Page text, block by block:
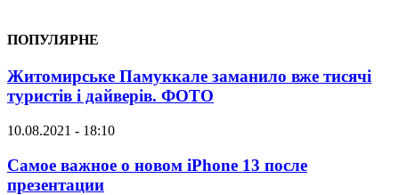
ПОПУЛЯРНЕ
Житомирське Памуккале заманило вже тисячі
туристів і дайверів. ФОТО
10.08.2021 - 18:10
Самое важное о новом iPhone 13 после
презентации